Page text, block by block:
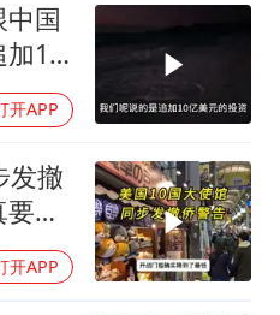
国
10
开APP
发撤
来
开APP